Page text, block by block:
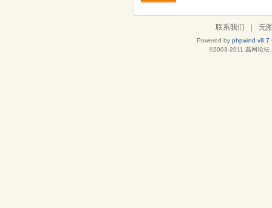
联系我们 无
Powered by phpwind v8.7
©2003-2011 蕊网论坛